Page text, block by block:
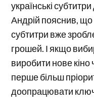
українські субтитри
Андрій пояснив,
субтитри вже
грошей. І якщо
виробити нове
перше більш
доопрацювати